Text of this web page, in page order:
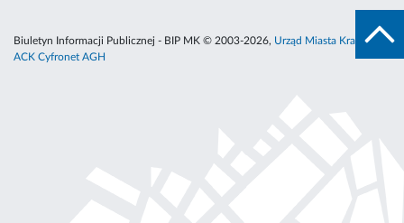
Biuletyn Informacji Publicznej - BIP MK © 2003-2026, Urząd Miasta Krakowa
ACK Cyfronet AGH